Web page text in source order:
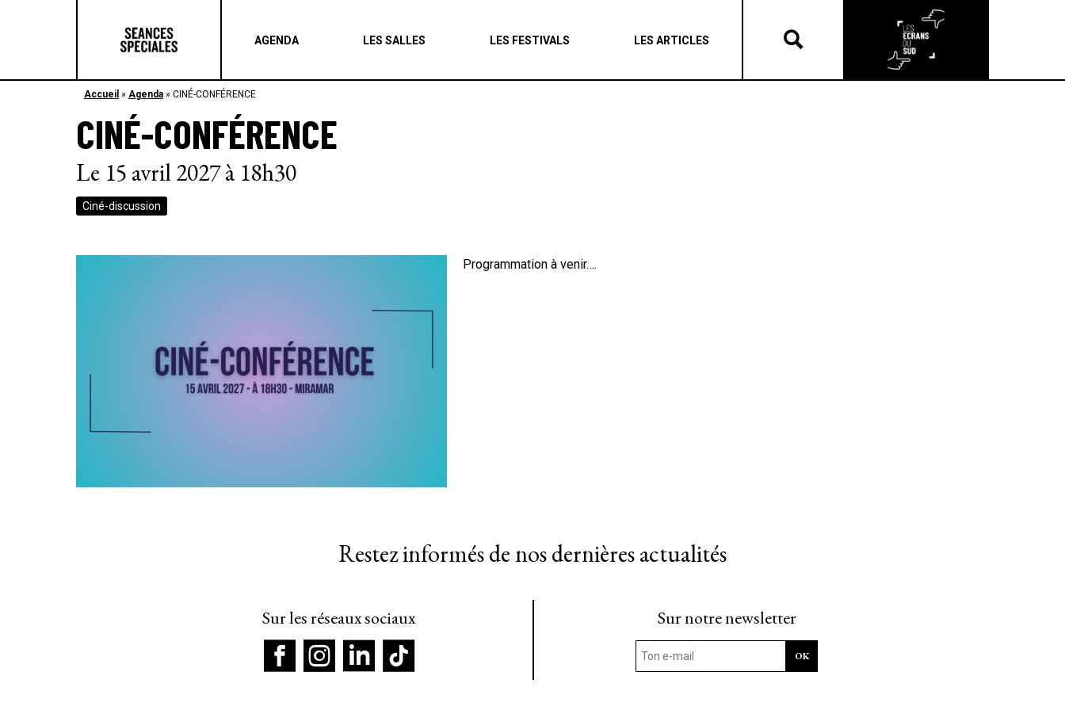
AGENDA LES SALLES LES FESTIVALS LES ARTICLES
Accueil » Agenda » CINÉ-CONFÉRENCE
CINÉ-CONFÉRENCE
Le 15 avril 2027 à 18h30
Ciné-discussion
Programmation à venir….
Restez informés de nos dernières actualités
Sur les réseaux sociaux Sur notre newsletter